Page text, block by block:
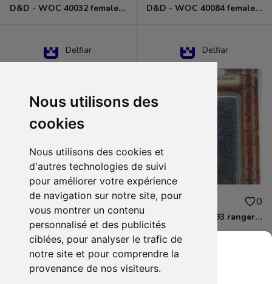
Nous utilisons des
cookies
Nous utilisons des cookies et
d'autres technologies de suivi
pour améliorer votre expérience
de navigation sur notre site, pour
vous montrer un contenu
personnalisé et des publicités
ciblées, pour analyser le trafic de
notre site et pour comprendre la
provenance de nos visiteurs.
D&D - WOC 40032 female halfling rogue Miniature - Donjons Dragons D&D - WOC 40084 female human wizard Miniature - Donjons Dragons
Delfiar
15.00€ 0
D&D - 88286 paladin human male Miniature - Donjons Dragons
Delfiar
12.00€ 0
D&D - WOC 40093 ranger human female Miniature - Donjons Dragons